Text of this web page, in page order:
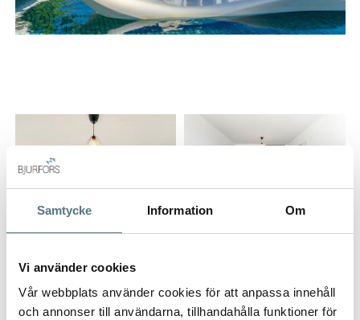
Samtycke Information Om
Vi använder cookies
Vår webbplats använder cookies för att anpassa innehåll
och annonser till användarna, tillhandahålla funktioner för